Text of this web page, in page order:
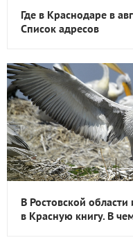
Где в Краснодаре в
Список адресов
В Ростовской
в Красную книгу. В